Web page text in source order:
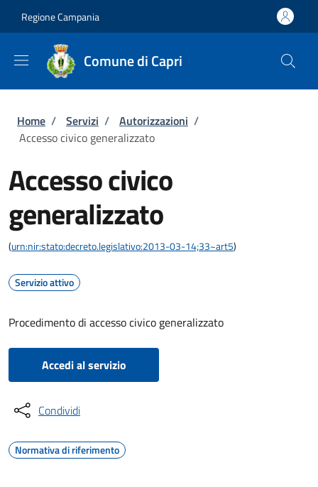
Regione Campania
Comune di Capri
Briciole di pane
Home / Servizi / Autorizzazioni /
Accesso civico generalizzato
Accesso civico
generalizzato
(urn:nir:stato:decreto.legislativo:2013-03-14;33~art5)
Servizio attivo
Procedimento di accesso civico generalizzato
Accedi al servizio
Condividi
Normativa di riferimento